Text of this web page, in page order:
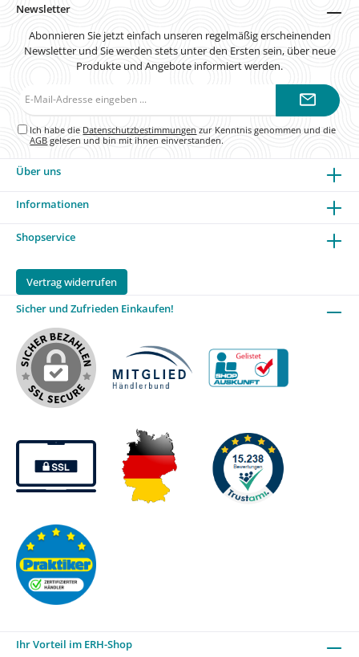
Newsletter
Abonnieren Sie jetzt einfach unseren regelmäßig erscheinenden
Newsletter und Sie werden stets unter den Ersten sein, über neue
Produkte und Angebote informiert werden.
Ich habe die Datenschutzbestimmungen zur Kenntnis genommen und die
AGB gelesen und bin mit ihnen einverstanden.
Über uns
Informationen
Shopservice
Vertrag widerrufen
Sicher und Zufrieden Einkaufen!
Ihr Vorteil im ERH-Shop